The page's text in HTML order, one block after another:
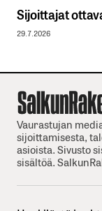
Sijoittajat
29.7.2026
Vaurastujan
sijoittamisesta,
asioista. Sivusto
sisältöä.